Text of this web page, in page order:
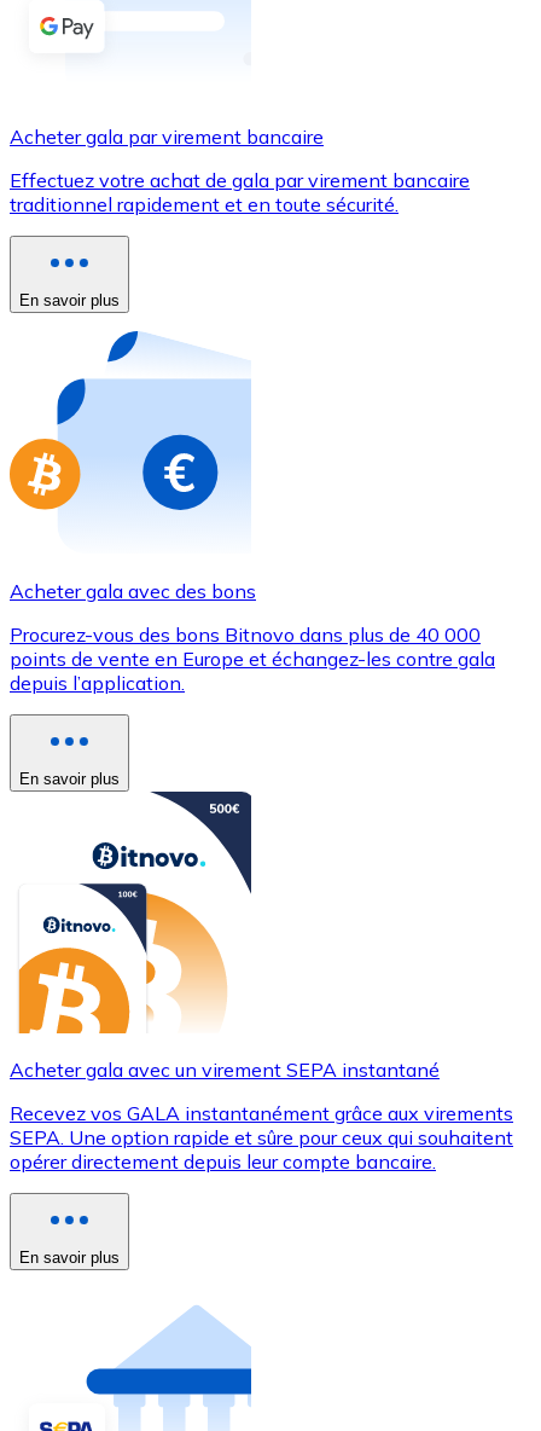
Virement SEPA
Utilisez les cartes Visa et Mastercard pour acheter
Acheter avec carte
Nouveau
Achetez des cartes-cadeaux de vos marques
Aller à la boutique de cartes-cadeaux
Acheter gala par virement bancaire
Effectuez votre achat de gala par virement bancaire
traditionnel rapidement et en toute sécurité.
En savoir plus
Acheter gala avec des bons
Procurez-vous des bons Bitnovo dans plus de 40 000
points de vente en Europe et échangez-les contre gala
depuis l’application.
En savoir plus
Acheter gala avec un virement SEPA instantané
Recevez vos GALA instantanément grâce aux virements
SEPA. Une option rapide et sûre pour ceux qui souhaitent
opérer directement depuis leur compte bancaire.
En savoir plus